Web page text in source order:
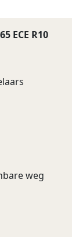
ECE R10
weg